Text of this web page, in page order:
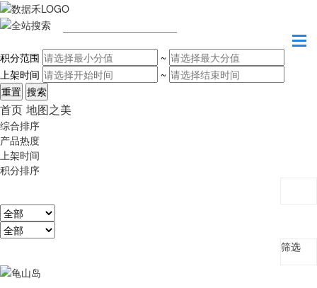
积分范围
~
上架时间
~
首页 地图之美
综合排序
产品热度
上架时间
积分排序
筛选